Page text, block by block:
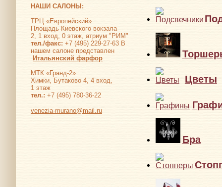
НАШИ САЛОНЫ:
ТРЦ «Европейский»
Площадь Киевского вокзала
2, 1 вход, 0 этаж, атриум "РИМ"
тел./факс: +7 (495) 229-27-63 В
нашем салоне представлен
Итальянский фарфор
МТК «Гранд-2»
Химки, Бутаково 4, 4 вход,
1 этаж
тел.: +7 (495) 780-36-22
venezia-murano@mail.ru
Цветы
Бра